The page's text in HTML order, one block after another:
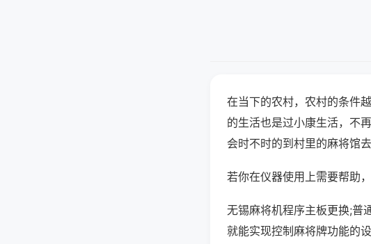
在当下的农村，农村的条件
的生活也是过小康生活，不
会时不时的到村里的麻将馆
若你在仪器使用上需要帮助
无锡麻将机程序主板更换;普
就能实现控制麻将牌功能的设